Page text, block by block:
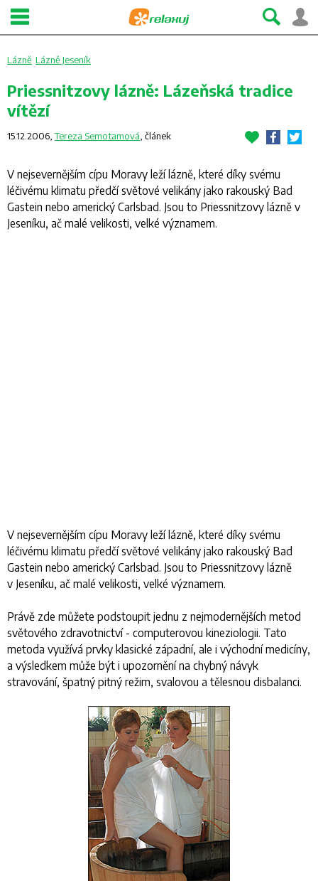
Lázně Lázně Jeseník
Priessnitzovy lázně: Lázeňská tradice
vítězí
15.12.2006,Tereza Semotamová článek
V nejsevernějším cípu Moravy leží lázně, které díky svému
léčivému klimatu předčí světové velikány jako rakouský Bad
Gastein nebo americký Carlsbad. Jsou to Priessnitzovy lázně v
Jeseníku, ač malé velikosti, velké významem.
V nejsevernějším cípu Moravy leží lázně, které díky svému
léčivému klimatu předčí světové velikány jako rakouský Bad
Gastein nebo americký Carlsbad. Jsou to Priessnitzovy lázně
v Jeseníku, ač malé velikosti, velké významem.
Právě zde můžete podstoupit jednu z nejmodernějších metod
světového zdravotnictví - computerovou kineziologii. Tato
metoda využívá prvky klasické západní, ale i východní medicíny,
a výsledkem může být i upozornění na chybný návyk
stravování, špatný pitný režim, svalovou a tělesnou disbalanci.